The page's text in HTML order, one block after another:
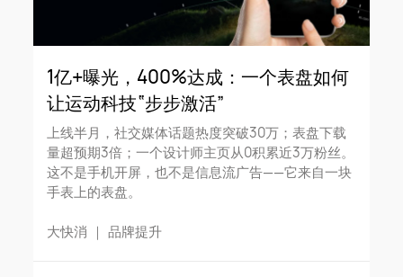
1亿+曝光，400%达成：一个表盘如何
让运动科技“步步激活”
上线半月，社交媒体话题热度突破30万；表盘下载
量超预期3倍；一个设计师主页从0积累近3万粉丝。
这不是手机开屏，也不是信息流广告——它来自一块
手表上的表盘。
大快消 ｜品牌提升